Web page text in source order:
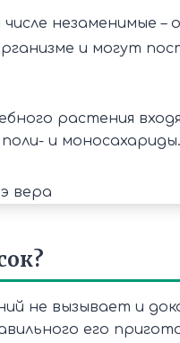
незаменимые –
и могут
растения
и моносахариды.
не вызывает и
его